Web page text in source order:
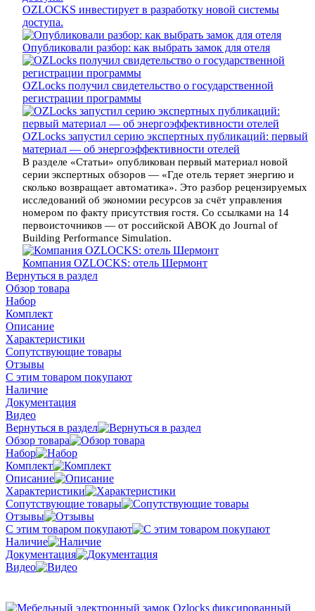
OZLOCKS инвестирует в разработку новой системы
доступа.
Опубликовали разбор: как выбрать замок для отеля
OZLocks получил свидетельство о государственной
регистрации программы
OZLocks запустил серию экспертных публикаций: первый
материал — об энергоэффективности отелей
В разделе «Статьи» опубликован первый материал новой
серии экспертных обзоров — «Где отель теряет энергию и
сколько возвращает автоматика». Это разбор рецензируемых
исследований об экономии ресурсов за счёт управления
номером по факту присутствия гостя. Со ссылками на 14
первоисточников — от российской АВОК до Journal of
Building Performance Simulation.
Компания OZLOCKS: отель Шермонт
Вернуться в раздел
Обзор товара
Набор
Комплект
Описание
Характеристики
Сопутствующие товары
Отзывы
С этим товаром покупают
Наличие
Документация
Видео
Вернуться в раздел
Обзор товара
Набор
Комплект
Описание
Характеристики
Сопутствующие товары
Отзывы
С этим товаром покупают
Наличие
Документация
Видео